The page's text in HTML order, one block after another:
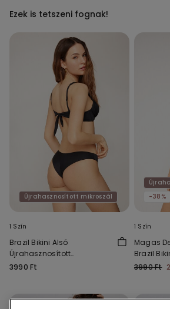
Ezek is tetszeni fognak!
Újrahasznosított mikroszál
1 Szín
Brazil Bikini Alsó
Újrahasznosított
Mikroszálas Szövetből
3990 Ft
-38%
1 Szín
Magas
Brazil
3990 Ft